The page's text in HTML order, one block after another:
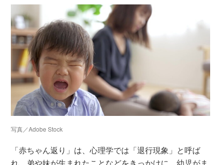
写真／Adobe Stock
「赤ちゃん返り」は、心理学では「退行現象」と呼ば